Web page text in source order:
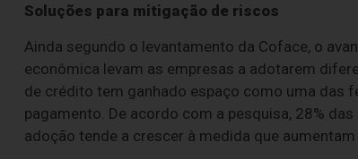
Soluções para mitigação de riscos
Ainda segundo o levantamento da Coface, o
econômica levam as empresas a adotarem
de crédito tem ganhado espaço como uma das
pagamento. De acordo com a pesquisa, 28%
adoção tende a crescer à medida que